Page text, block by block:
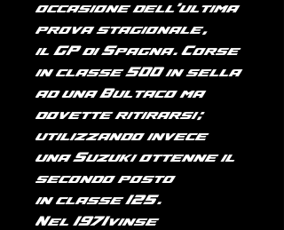
occasione dell'ultima
prova stagionale,
ilGP di Spagna. Corse
inclasse 500in sella
ad unaBultacoma
dovette ritirarsi;
utilizzando invece
unaSuzukiottenne il
secondo posto
inclasse 125.
Nel1971vinse